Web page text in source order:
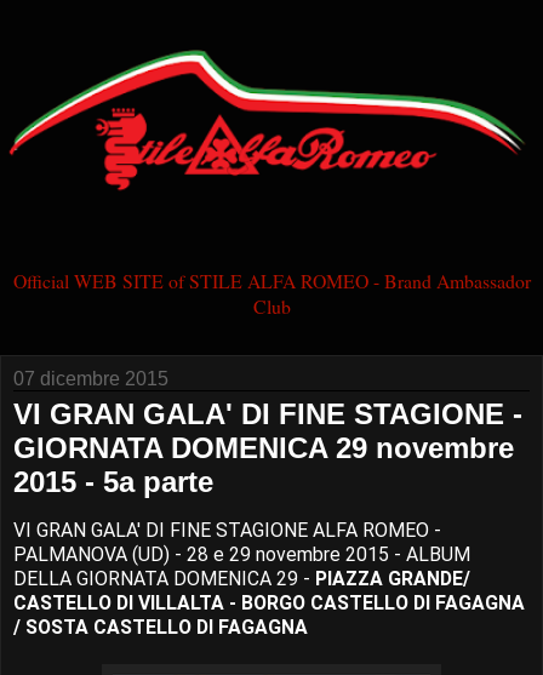
Official WEB SITE of STILE ALFA ROMEO - Brand Ambassador
Club
07 dicembre 2015
VI GRAN GALA' DI FINE STAGIONE -
GIORNATA DOMENICA 29 novembre
2015 - 5a parte
VI GRAN GALA' DI FINE STAGIONE ALFA ROMEO -
PALMANOVA (UD) - 28 e 29 novembre 2015 - ALBUM
DELLA GIORNATA DOMENICA 29 - PIAZZA GRANDE/
CASTELLO DI VILLALTA - BORGO CASTELLO DI FAGAGNA
/ SOSTA CASTELLO DI FAGAGNA